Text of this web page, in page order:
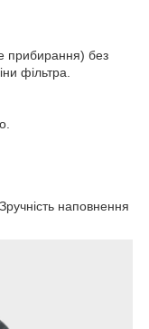
прибирання) без
фільтра.
наповнення